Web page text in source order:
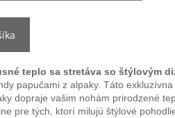
teplo sa stretáva so štýlovým
papučami z alpaky. Táto
dopraje vašim nohám prirodzené
pre tých, ktorí milujú štýlové